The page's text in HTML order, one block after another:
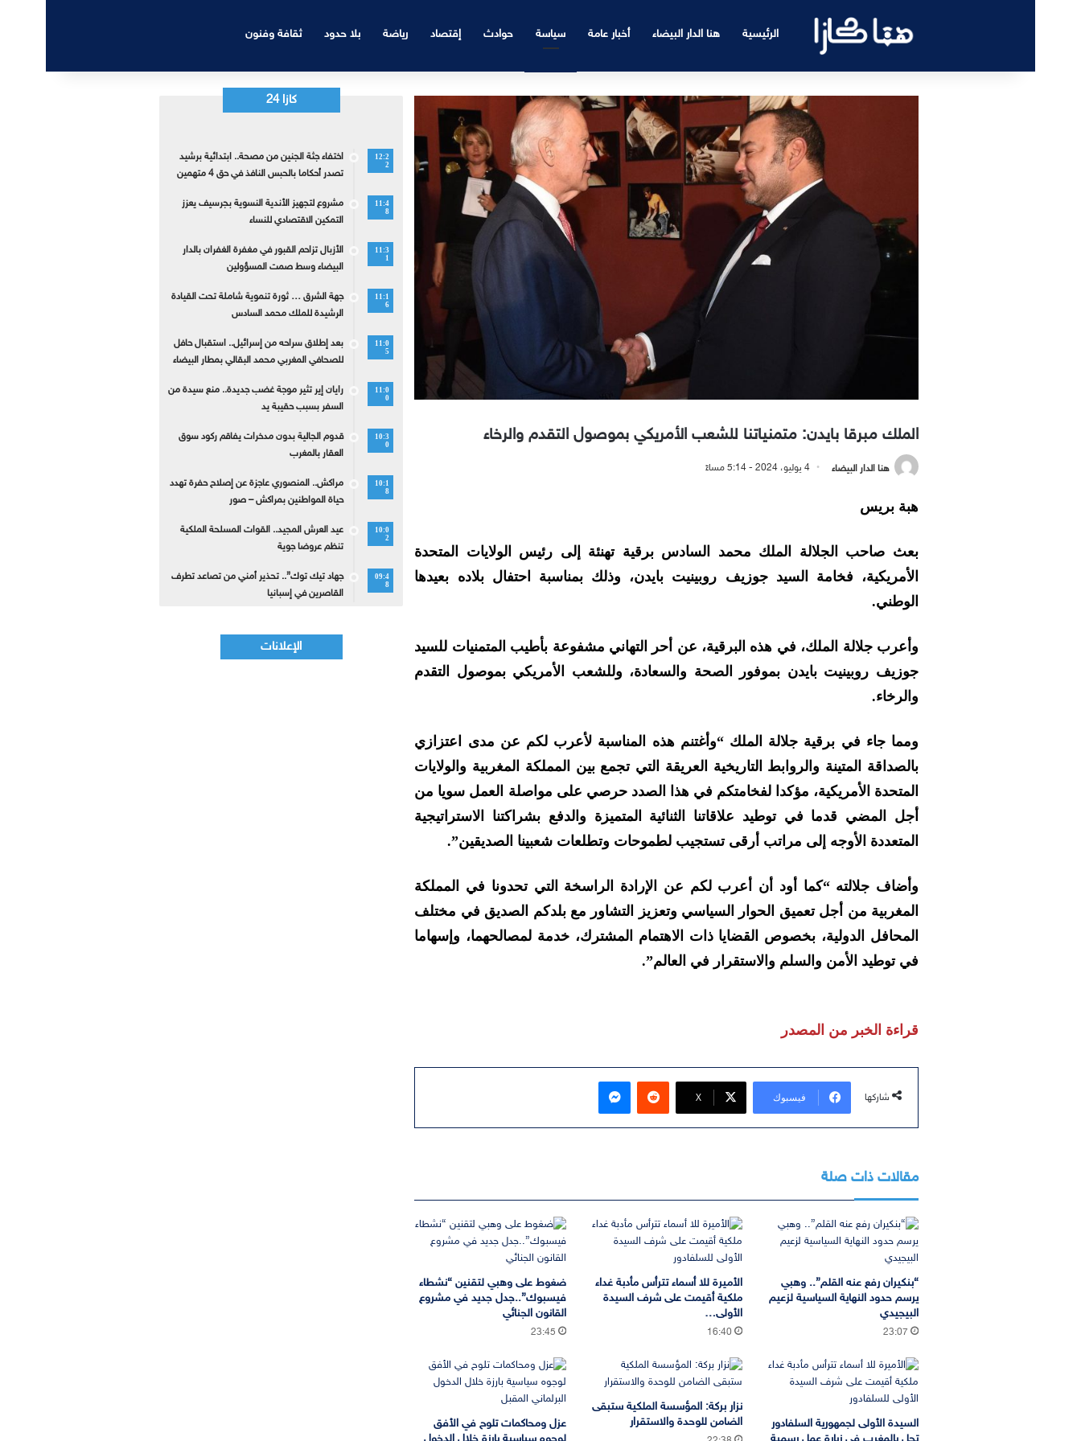
الرئيسية هنا الدار البيضاء أخبار عامة سياسة حوادث إقتصاد رياضة بلا حدود ثقافة وفنون
الملك مبرقا بايدن: متمنياتنا للشعب الأمريكي بموصول التقدم والرخاء
هنا الدار البيضاء 4 يوليو، 2024 - 5:14 مساءً
هبة بريس
بعث صاحب الجلالة الملك محمد السادس برقية تهنئة إلى رئيس الولايات المتحدة
الأمريكية، فخامة السيد جوزيف روبينيت بايدن، وذلك بمناسبة احتفال بلاده بعيدها
الوطني.
وأعرب جلالة الملك، في هذه البرقية، عن أحر التهاني مشفوعة بأطيب المتمنيات للسيد
جوزيف روبينيت بايدن بموفور الصحة والسعادة، وللشعب الأمريكي بموصول التقدم
والرخاء.
ومما جاء في برقية جلالة الملك “وأغتنم هذه المناسبة لأعرب لكم عن مدى اعتزازي
بالصداقة المتينة والروابط التاريخية العريقة التي تجمع بين المملكة المغربية والولايات
المتحدة الأمريكية، مؤكدا لفخامتكم في هذا الصدد حرصي على مواصلة العمل سويا من
أجل المضي قدما في توطيد علاقاتنا الثنائية المتميزة والدفع بشراكتنا الاستراتيجية
المتعددة الأوجه إلى مراتب أرقى تستجيب لطموحات وتطلعات شعبينا الصديقين”.
وأضاف جلالته “كما أود أن أعرب لكم عن الإرادة الراسخة التي تحدونا في المملكة
المغربية من أجل تعميق الحوار السياسي وتعزيز التشاور مع بلدكم الصديق في مختلف
المحافل الدولية، بخصوص القضايا ذات الاهتمام المشترك، خدمة لمصالحهما، وإسهاما
في توطيد الأمن والسلم والاستقرار في العالم”.
قراءة الخبر من المصدر
شاركها فيسبوك ‫X
ماسنجر
مقالات ذات صلة
“بنكيران رفع عنه القلم”.. وهبي
يرسم حدود النهاية السياسية لزعيم
البيجيدي
23:07
الأميرة للا أسماء تترأس مأدبة غداء
ملكية أقيمت على شرف السيدة
الأولى…
16:40
ضغوط على وهبي لتقنين “نشطاء
فيسبوك”..جدل جديد في مشروع
القانون الجنائي
23:45
السيدة الأولى لجمهورية السلفادور
نزار بركة: المؤسسة الملكية ستبقى
الضامن للوحدة والاستقرار
عزل ومحاكمات تلوح في الأفق
كازا 24
12:2
2
اختفاء جثة الجنين من مصحة.. ابتدائية برشيد
تصدر أحكاما بالحبس النافذ في حق 4 متهمين
11:4
8
مشروع لتجهيز الأندية النسوية بجرسيف يعزز
التمكين الاقتصادي للنساء
11:3
1
الأزبال تزاحم القبور في مغفرة الغفران بالدار
البيضاء وسط صمت المسؤولين
11:1
6
جهة الشرق … ثورة تنموية شاملة تحت القيادة
الرشيدة للملك محمد السادس
11:0
5
بعد إطلاق سراحه من إسرائيل.. استقبال حافل
للصحافي المغربي محمد البقالي بمطار البيضاء
11:0
0
رايان إير تثير موجة غضب جديدة.. منع سيدة من
السفر بسبب حقيبة يد
10:3
0
قدوم الجالية بدون مدخرات يفاقم ركود سوق
العقار بالمغرب
10:1
8
مراكش.. المنصوري عاجزة عن إصلاح حفرة تهدد
حياة المواطنين بمراكش – صور
10:0
2
عيد العرش المجيد.. القوات المسلحة الملكية
تنظم عروضا جوية
09:4
8
جهاد تيك توك”.. تحذير أمني من تصاعد تطرف
القاصرين في إسبانيا
الإعلانات